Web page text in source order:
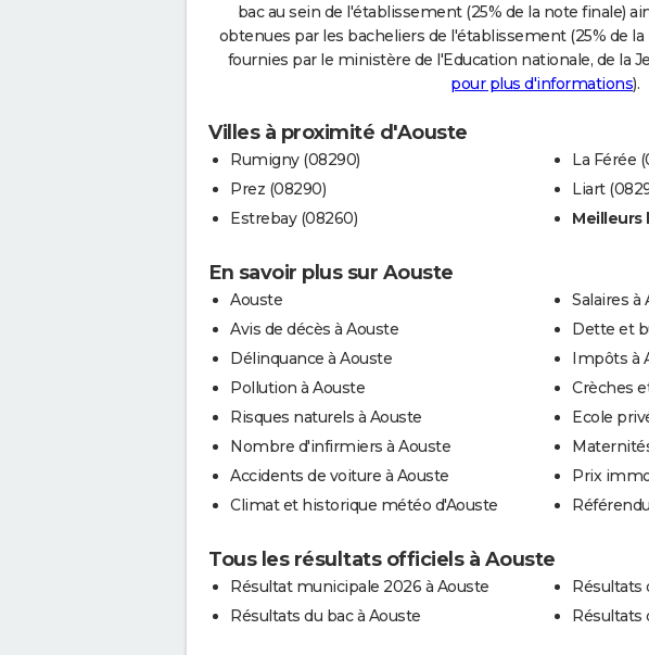
bac au sein de l'établissement (25% de la note finale)
obtenues par les bacheliers de l'établissement (25% de
fournies par le ministère de l'Education nationale, de la
pour plus d'informations).
Villes à proximité d'Aouste
Rumigny (08290)
Prez (08290)
Estrebay (08260)
La Férée
Liart
Meilleurs
En savoir plus sur Aouste
Aouste
Avis de décès à Aouste
Délinquance à Aouste
Pollution à Aouste
Risques naturels à Aouste
Nombre d'infirmiers à Aouste
Accidents de voiture à Aouste
Climat et historique météo d'Aouste
Salaires à
Dette et
Impôts à
Crèches
Ecole
Prix
Tous les résultats officiels à Aouste
Résultat municipale 2026 à Aouste
Résultats du bac à Aouste
Résultats
Résultats